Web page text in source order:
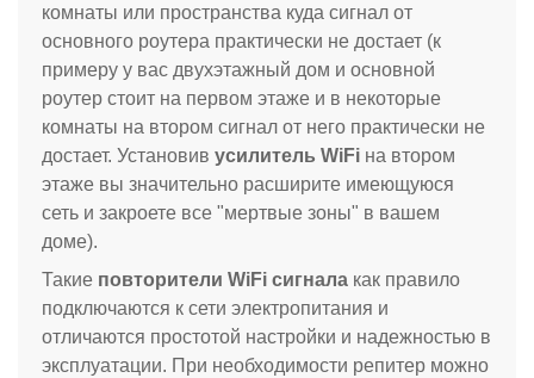
комнаты или пространства куда сигнал от
основного роутера практически не достает (к
примеру у вас двухэтажный дом и основной
роутер стоит на первом этаже и в некоторые
комнаты на втором сигнал от него практически не
достает. Установив усилитель WiFi на втором
этаже вы значительно расширите имеющуюся
сеть и закроете все "мертвые зоны" в вашем
доме).
Такие повторители WiFi сигнала как правило
подключаются к сети электропитания и
отличаются простотой настройки и надежностью в
эксплуатации. При необходимости репитер можно